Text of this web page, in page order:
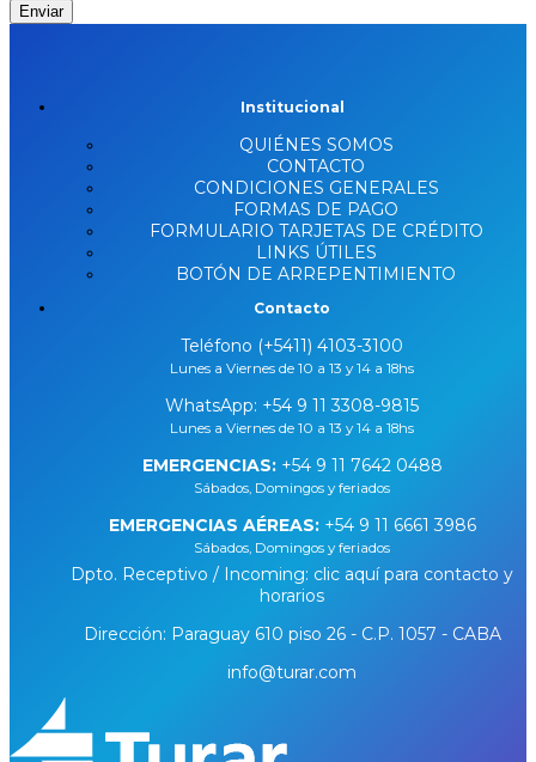
Enviar
Institucional
QUIÉNES SOMOS
CONTACTO
CONDICIONES GENERALES
FORMAS DE PAGO
FORMULARIO TARJETAS DE CRÉDITO
LINKS ÚTILES
BOTÓN DE ARREPENTIMIENTO
Contacto
Teléfono (+5411) 4103-3100
Lunes a Viernes de 10 a 13 y 14 a 18hs
WhatsApp: +54 9 11 3308-9815
Lunes a Viernes de 10 a 13 y 14 a 18hs
EMERGENCIAS: +54 9 11 7642 0488
Sábados, Domingos y feriados
EMERGENCIAS AÉREAS: +54 9 11 6661 3986
Sábados, Domingos y feriados
Dpto. Receptivo / Incoming: clic aquí para contacto y
horarios
Dirección: Paraguay 610 piso 26 - C.P. 1057 - CABA
info@turar.com